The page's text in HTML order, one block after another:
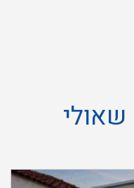
שאולי